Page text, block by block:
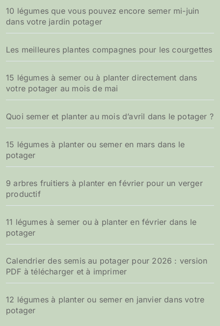
10 légumes que vous pouvez encore semer mi-juin
dans votre jardin potager
Les meilleures plantes compagnes pour les courgettes
15 légumes à semer ou à planter directement dans
votre potager au mois de mai
Quoi semer et planter au mois d’avril dans le potager ?
15 légumes à planter ou semer en mars dans le
potager
9 arbres fruitiers à planter en février pour un verger
productif
11 légumes à semer ou à planter en février dans le
potager
Calendrier des semis au potager pour 2026 : version
PDF à télécharger et à imprimer
12 légumes à planter ou semer en janvier dans votre
potager